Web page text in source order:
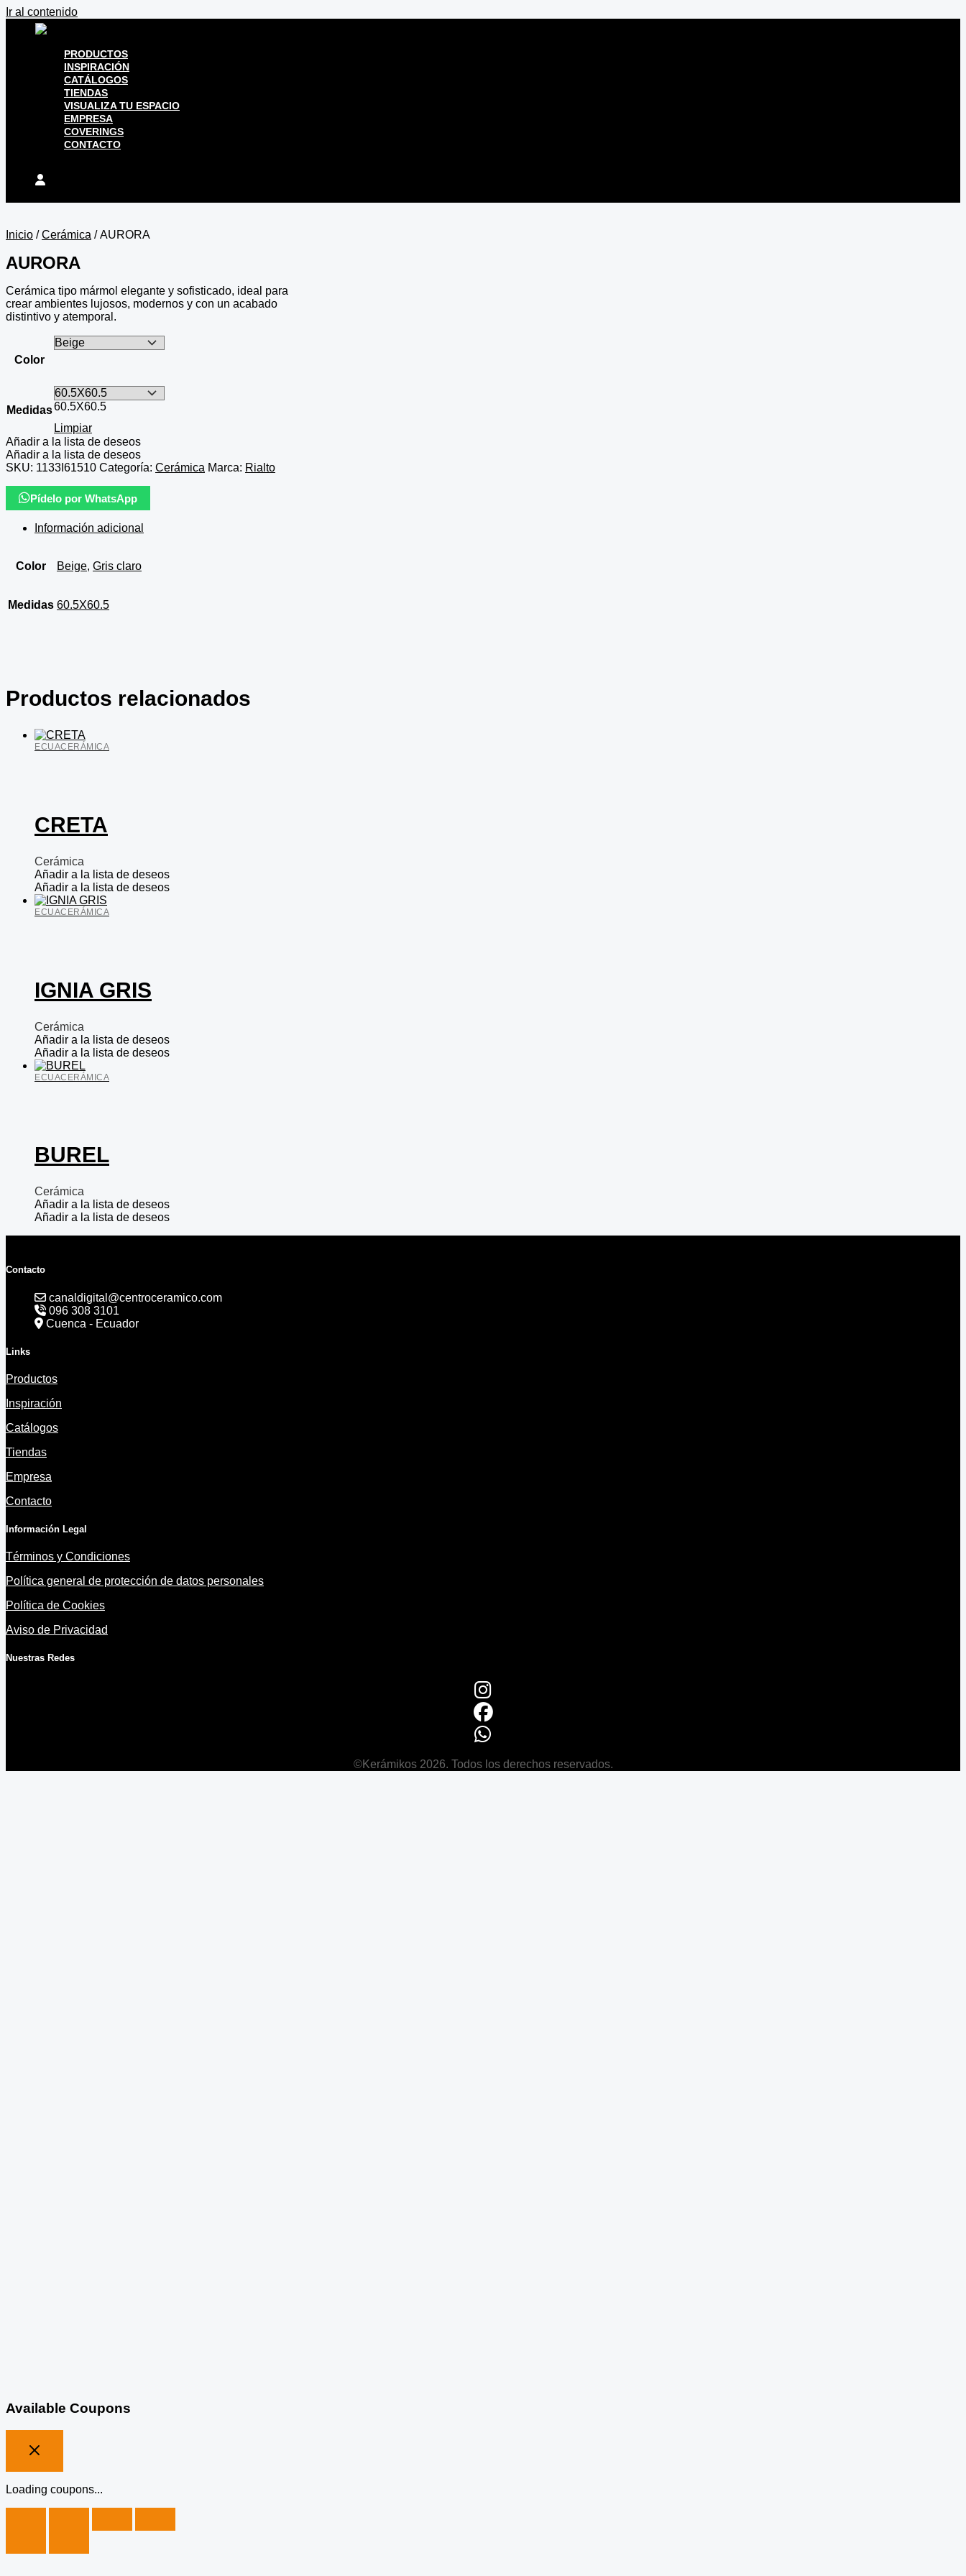
Ir al contenido
PRODUCTOS
INSPIRACIÓN
CATÁLOGOS
TIENDAS
VISUALIZA TU ESPACIO
EMPRESA
COVERINGS
CONTACTO
Inicio /Cerámica / AURORA
AURORA
Cerámica tipo mármol elegante y sofisticado, ideal para
crear ambientes lujosos, modernos y con un acabado
distintivo y atemporal.
Color
Medidas60.5X60.5
Limpiar
Añadir a la lista de deseos
Añadir a la lista de deseos
SKU: 1133I61510 Categoría: Cerámica Marca: Rialto
Pídelo por WhatsApp
Información adicional
Color Beige, Gris claro
Medidas 60.5X60.5
Productos relacionados
ECUACERÁMICA
CRETA
Cerámica
Añadir a la lista de deseos
Añadir a la lista de deseos
ECUACERÁMICA
IGNIA GRIS
Cerámica
Añadir a la lista de deseos
Añadir a la lista de deseos
ECUACERÁMICA
BUREL
Cerámica
Añadir a la lista de deseos
Añadir a la lista de deseos
Contacto
canaldigital@centroceramico.com
096 308 3101
Cuenca - Ecuador
Links
Productos
Inspiración
Catálogos
Tiendas
Empresa
Contacto
Información Legal
Términos y Condiciones
Política general de protección de datos personales
Política de Cookies
Aviso de Privacidad
Nuestras Redes
©Kerámikos 2026. Todos los derechos reservados.
Available Coupons
Loading coupons...